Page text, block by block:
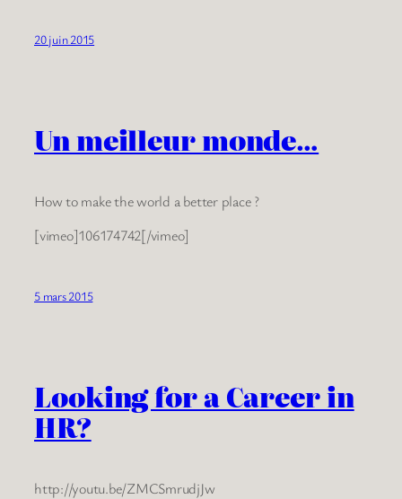
20 juin 2015
Un meilleur monde…
How to make the world a better place ?
[vimeo]106174742[/vimeo]
5 mars 2015
Looking for a Career in
HR?
http://youtu.be/ZMCSmrudjJw